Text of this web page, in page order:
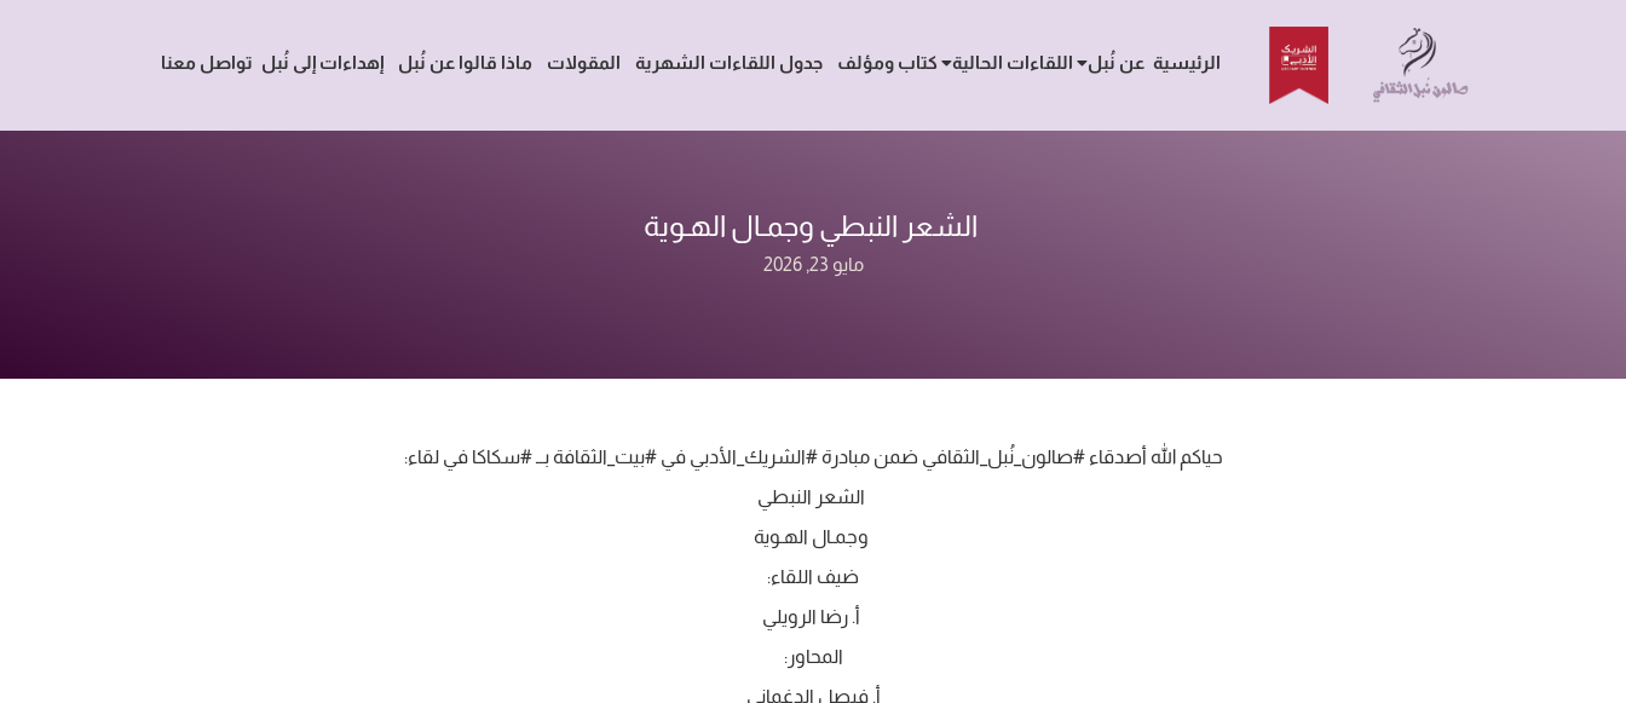
الرئيسية عن نُبل اللقاءات الحالية كتاب ومؤلف جدول اللقاءات الشهرية المقولات ماذا قالوا عن نُبل إهداءات إلى نُبل تواصل معنا
‏ الشعر النبطي‏ وجمـال الهـوية
مايو 23, 2026
‏حياكم الله أصدقاء ⁧‫#صالون_نُبل_الثقافي‬⁩ ضمن مبادرة ⁧‫#الشريك_الأدبي‬⁩ في ⁧‫#بيت_الثقافة‬⁩ بــ ⁧‫#سكاكا‬⁩ في لقاء:
‏ الشعر النبطي
‏ وجمـال الهـوية
‏ضيف اللقاء:
‏ أ. رضا الرويلي
‏المحاور:
‏أ. فيصل الدغماني